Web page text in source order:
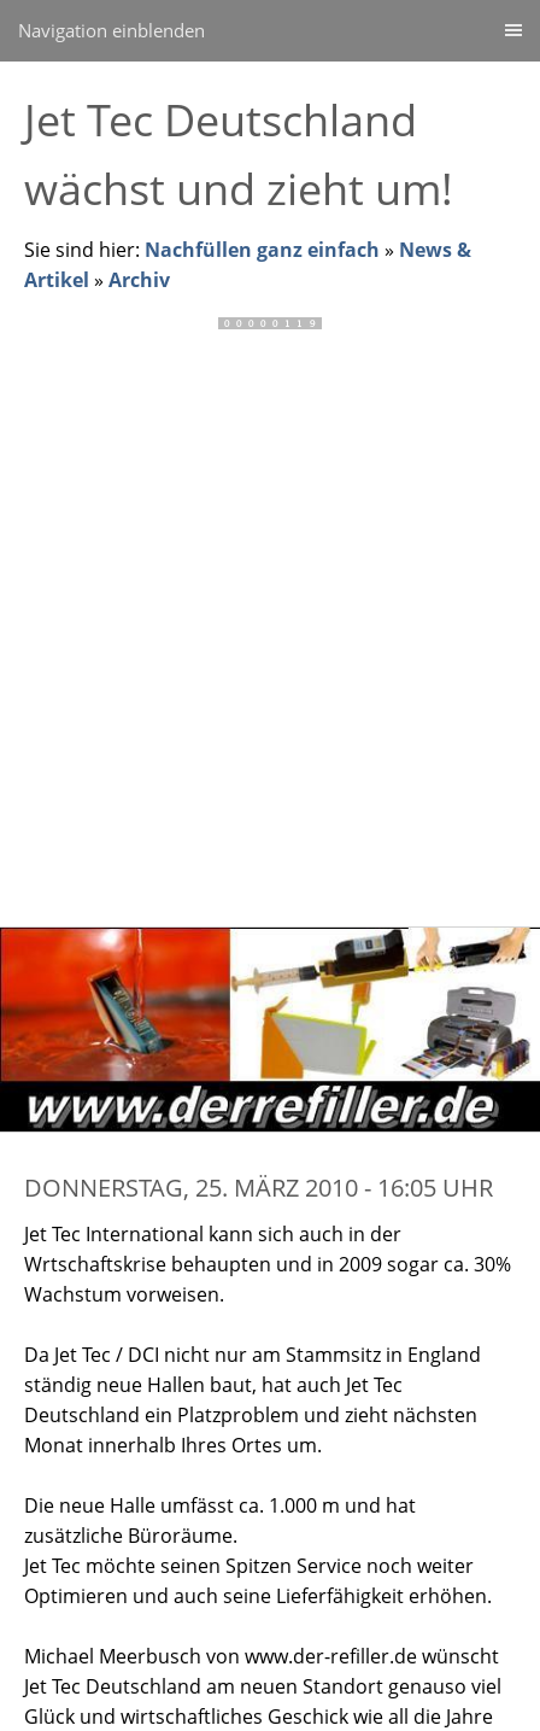
Navigation einblenden
Jet Tec Deutschland
wächst und zieht um!
Sie sind hier: Nachfüllen ganz einfach » News &
Artikel » Archiv
DONNERSTAG, 25. MÄRZ 2010 - 16:05 UHR
Jet Tec International kann sich auch in der
Wrtschaftskrise behaupten und in 2009 sogar ca. 30%
Wachstum vorweisen.
Da Jet Tec / DCI nicht nur am Stammsitz in England
ständig neue Hallen baut, hat auch Jet Tec
Deutschland ein Platzproblem und zieht nächsten
Monat innerhalb Ihres Ortes um.
Die neue Halle umfässt ca. 1.000 m und hat
zusätzliche Büroräume.
Jet Tec möchte seinen Spitzen Service noch weiter
Optimieren und auch seine Lieferfähigkeit erhöhen.
Michael Meerbusch von www.der-refiller.de wünscht
Jet Tec Deutschland am neuen Standort genauso viel
Glück und wirtschaftliches Geschick wie all die Jahre